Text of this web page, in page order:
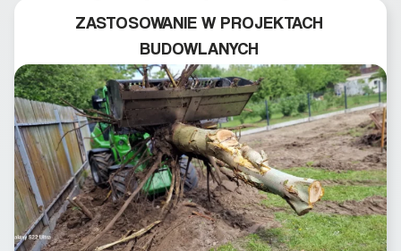
ZASTOSOWANIE W PROJEKTACH
BUDOWLANYCH